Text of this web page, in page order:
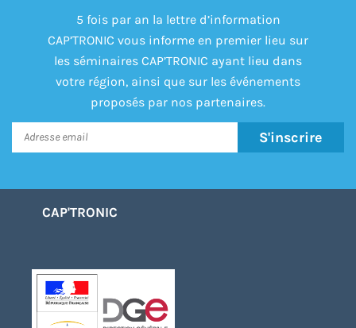
5 fois par an la lettre d’information
CAP’TRONIC vous informe en premier lieu sur
les séminaires CAP’TRONIC ayant lieu dans
votre région, ainsi que sur les événements
proposés par nos partenaires.
S'inscrire
CAP'TRONIC